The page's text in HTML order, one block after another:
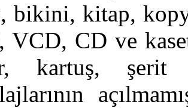
bikini, kitap,
VCD, CD ve
kartuş,